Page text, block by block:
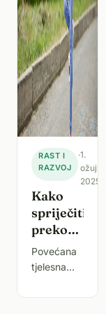
RAST I
RAZVOJ
·1.
ožujka
2025.
Kako
spriječiti
prekomjernu
tjelesnu
težinu
djece i
Povećana
tjelesna
pretilost